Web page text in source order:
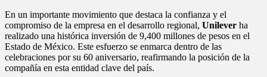
En un importante movimiento que destaca la confianza y el
compromiso de la empresa en el desarrollo regional, Unilever ha
realizado una histórica inversión de 9,400 millones de pesos en el
Estado de México. Este esfuerzo se enmarca dentro de las
celebraciones por su 60 aniversario, reafirmando la posición de la
compañía en esta entidad clave del país.